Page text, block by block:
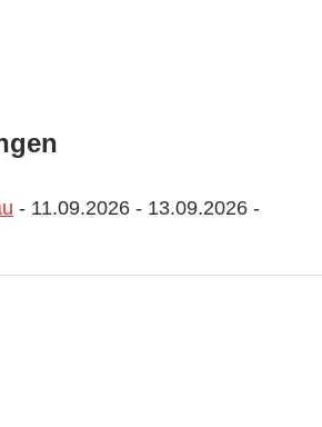
- 11.09.2026 - 13.09.2026 -